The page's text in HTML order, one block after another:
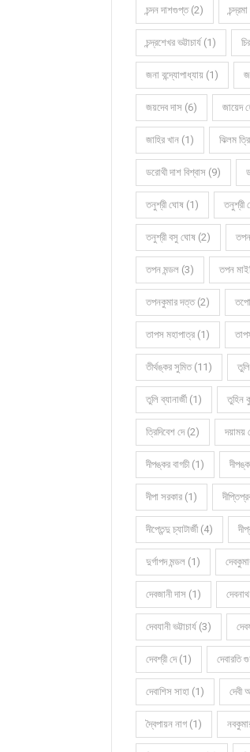
চন্দন দাশগুপ্ত (2)
চন্দ্রশেখর ভট্টাচার্য (1)
জনা বন্দ্যোপাধ্যায় (1)
জয়দেব দাস (6) জায়েদ
জাহির খান (1) ঝিলম
ডরোথী দাশ বিশ্বাস (9)
তনুশ্রী ঘোষ (1) তনুশ্রী
তনুশ্রী বসু ঘোষ (2)
তপন মন্ডল (3) তপন
তপনকুমার দত্ত (2)
তাপস মহাপাত্র (1)
তীর্থঙ্কর সুমিত (11)
তুলি ব্যানার্জী (1) তুহিন
ত্রিদিবেশ দে (2) দয়াময়
দীপঙ্কর বাগচী (1)
দীপা সরকার (1)
দীপ্তেন্দু চ্যাটার্জী (4)
দুর্গাপদ মন্ডল (1)
দেবজানী দাস (1)
দেবযানী ভট্টাচার্য (3)
দেবশ্রী দে (1) দেবারতি
দেবাশিস সাহা (1) দেবী
দ্বৈপায়ন নাগ (1)